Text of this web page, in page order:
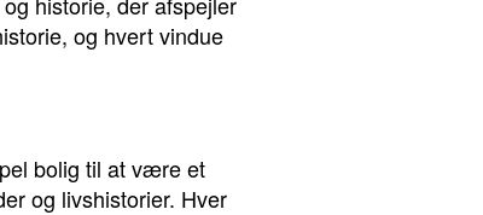
og hvert vindue
bolig til at være et
og livshistorier. Hver